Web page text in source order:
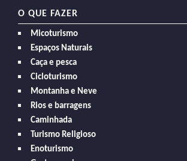
O QUE FAZER
Micoturismo
Espaços Naturais
Caça e pesca
Cicloturismo
Montanha e Neve
Rios e barragens
Caminhada
Turismo Religioso
Enoturismo